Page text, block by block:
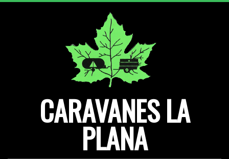
CARAVANES LA
PLANA